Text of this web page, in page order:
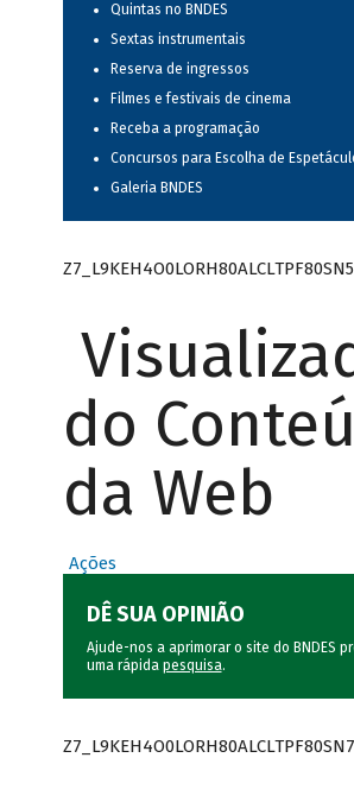
Quintas no BNDES
Sextas instrumentais
Reserva de ingressos
Filmes e festivais de cinema
Receba a programação
Concursos para Escolha de
Galeria BNDES
Z7_L9KEH4O0LORH80ALCLTPF80SN5
do
da Web
Ações
DÊ SUA OPINIÃO
Ajude-nos a aprimorar o site do BNDES
uma rápida pesquisa.
Z7_L9KEH4O0LORH80ALCLTPF80SN7